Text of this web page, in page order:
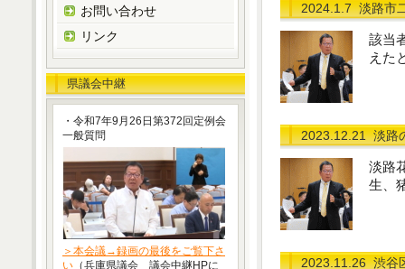
2024.1.7淡路市
該当
えた
2023.12.21淡路
淡路
生、
2023.11.26渋谷
お問い合わせ
リンク
県議会中継
・令和7年9月26日第372回定例会
一般質問
＞本会議→録画の最後をご覧下さ
い （兵庫県議会 議会中継HPに